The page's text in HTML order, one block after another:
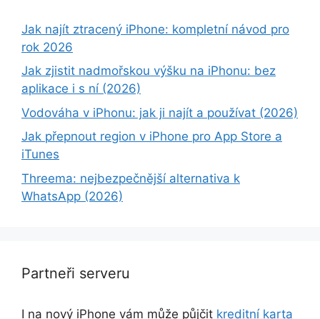
Jak najít ztracený iPhone: kompletní návod pro
rok 2026
Jak zjistit nadmořskou výšku na iPhonu: bez
aplikace i s ní (2026)
Vodováha v iPhonu: jak ji najít a používat (2026)
Jak přepnout region v iPhone pro App Store a
iTunes
Threema: nejbezpečnější alternativa k
WhatsApp (2026)
Partneři serveru
I na nový iPhone vám může půjčit kreditní karta